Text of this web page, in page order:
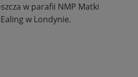
w parafii NMP Matki
w Londynie.